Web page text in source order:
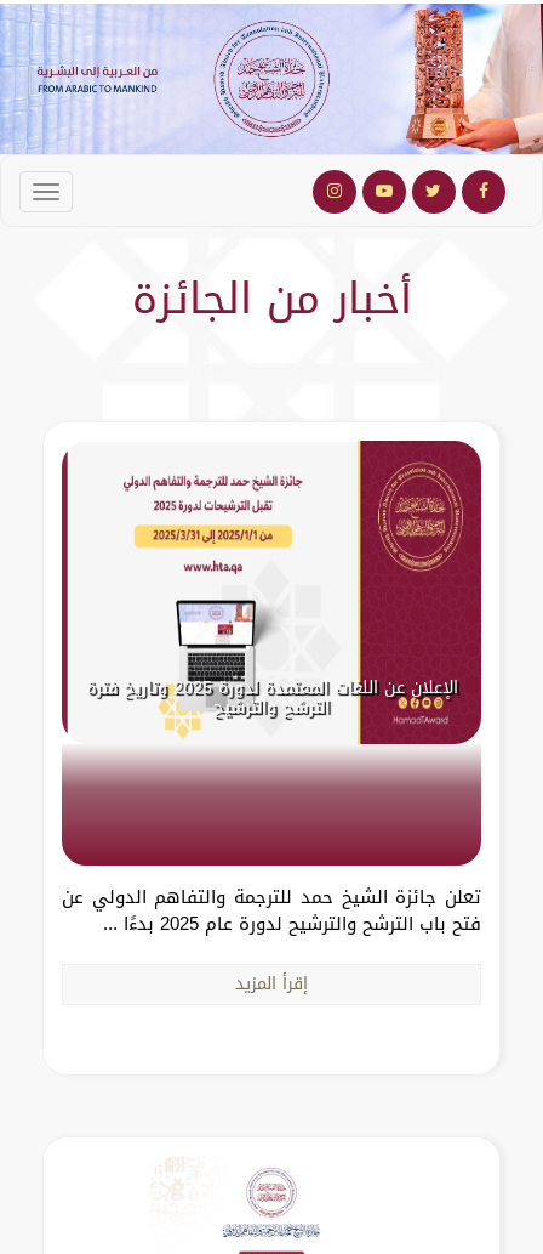
أخبار من الجائزة
الإعلان عن اللغات المعتمدة لدورة 2025 وتاريخ فترة
الترشح والترشيح
تعلن جائزة الشيخ حمد للترجمة والتفاهم الدولي عن
فتح باب الترشح والترشيح لدورة عام 2025 بدءًا ...
إقرأ المزيد